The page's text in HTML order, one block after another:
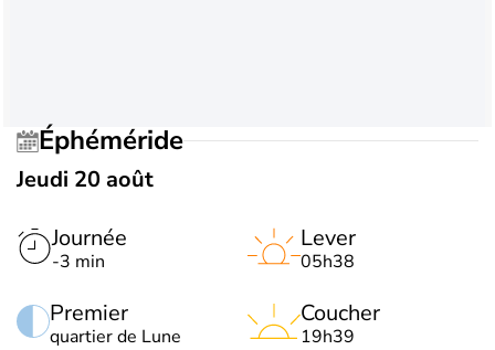
Éphéméride
Jeudi 20 août
Journée
-3 min
Premier
quartier de Lune
Lever
05h38
Coucher
19h39